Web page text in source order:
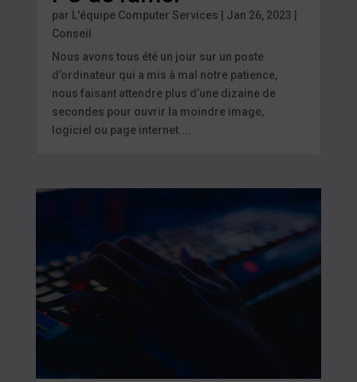
par L'équipe Computer Services Jan 26, 2023
Conseil
Nous avons tous été un jour sur un poste
d’ordinateur qui a mis à mal notre patience,
nous faisant attendre plus d’une dizaine de
secondes pour ouvrir la moindre image,
logiciel ou page internet....